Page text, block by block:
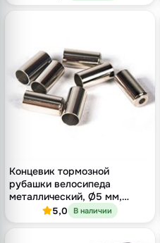
Концевик тормозной
рубашки велосипеда
металлический, Ø5 мм,
штучно
5,0 В наличии